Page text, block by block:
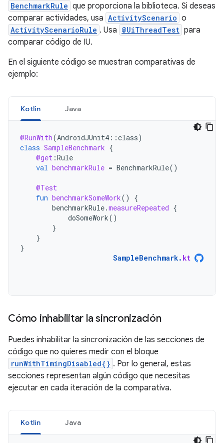
BenchmarkRule que proporciona la biblioteca. Si deseas
comparar actividades, usa ActivityScenario o
ActivityScenarioRule . Usa @UiThreadTest para
comparar código de IU.
En el siguiente código se muestran comparativas de
ejemplo:
Kotlin Java
@RunWith(AndroidJUnit4 ::class)
class SampleBenchmark {
@get :Rule
val benchmarkRule = BenchmarkRule()
@Test
fun benchmarkSomeWork()
{
benchmarkRule.measureRepeated {
doSomeWork()
}
}
}
SampleBenchmark. kt
Cómo inhabilitar la sincronización
Puedes inhabilitar la sincronización de las secciones de
código que no quieres medir con el bloque
runWithTimingDisabled{} . Por lo general, estas
secciones representan algún código que necesitas
ejecutar en cada iteración de la comparativa.
Kotlin Java